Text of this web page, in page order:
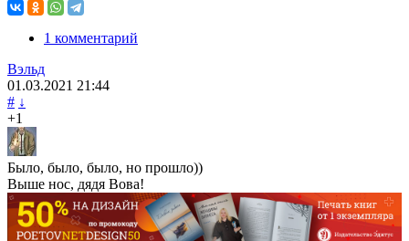
1 комментарий
Вэльд
01.03.2021 21:44
# ↓
+1
Было, было, было, но прошло))
Выше нос, дядя Вова!